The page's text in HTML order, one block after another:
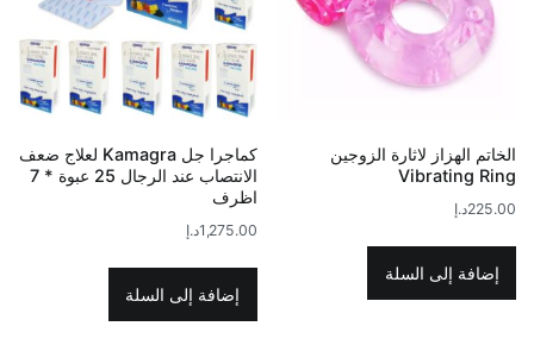
الخاتم الهزاز لاثارة الزوجين
Vibrating Ring
225.00د.إ
إضافة إلى السلة
كماجرا جل Kamagra لعلاج ضعف
الانتصاب عند الرجال 25 عبوة * 7
اظرف
1,275.00د.إ
إضافة إلى السلة